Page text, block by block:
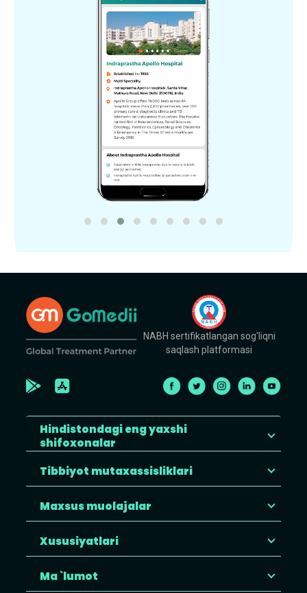
NABH sertifikatlangan sog'liqni
saqlash platformasi
Hindistondagi eng yaxshi
shifoxonalar
Tibbiyot mutaxassisliklari
Maxsus muolajalar
Xususiyatlari
Ma `lumot